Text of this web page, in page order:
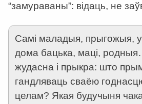
“замураваны”: відаць, не
Самі маладыя, прыгожыя,
дома бацька, маці,
жудасна і прыкра: што
гандляваць сваёю
целам? Якая будучыня